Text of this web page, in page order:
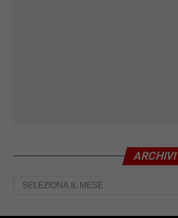
ARCHIVI
Archivi